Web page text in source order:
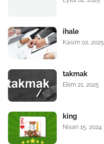
ihale
Kasım 02, 2025
takmak
Ekim 21, 2025
king
Nisan 15, 2024